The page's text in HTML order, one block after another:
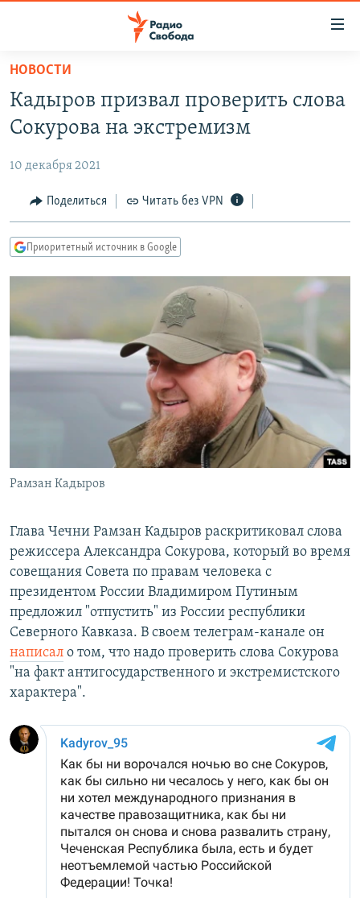
упрощенного
доступа
Вернуться
основному
Вернутся
главной
навигации
Вернутся
поиску
ПОДКАСТЫ
АВТОРСКИЕ ПРОЕКТЫ
ЦИТАТЫ СВОБОДЫ
МНЕНИЯ
IDEL.РЕАЛИИ
СЕВЕР.РЕАЛИИ
СИБИРЬ.РЕАЛИИ
РАСПИСАНИЕ ВЕЩАНИЯ
ПОДПИШИТЕСЬ НА РАССЫЛКУ
СОЦИАЛЬНЫЕ СЕТИ
Все сайты РСЕ/РС
НОВОСТИ
Кадыров призвал проверить слова
Сокурова на экстремизм
10 декабря 2021
Поделиться Читать без VPN
Приоритетный источник в Google
Рамзан Кадыров
Глава Чечни Рамзан Кадыров раскритиковал слова
режиссера Александра Сокурова, который во время
совещания Совета по правам человека с
президентом России Владимиром Путиным
предложил "отпустить" из России республики
Северного Кавказа. В своем телеграм-канале он
написал о том, что надо проверить слова Сокурова
"на факт антигосударственного и экстремистского
характера".